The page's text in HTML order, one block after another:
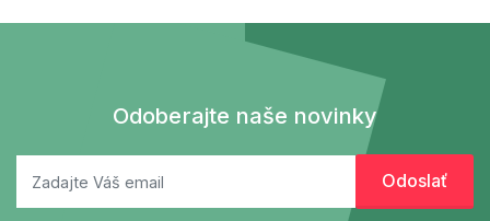
Odoberajte naše novinky